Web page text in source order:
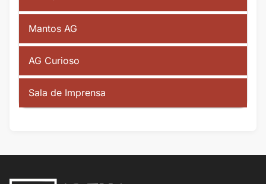
Mantos AG
AG Curioso
Sala de Imprensa